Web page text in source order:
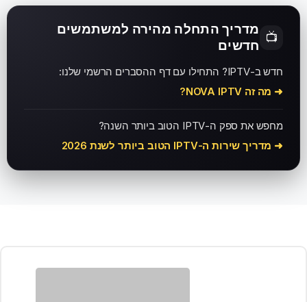
📺 מדריך התחלה מהירה למשתמשים
חדשים
חדש ב-IPTV? התחילו עם דף ההסברים הרשמי שלנו:
➜ מה זה NOVA IPTV?
מחפש את ספק ה-IPTV הטוב ביותר השנה?
➜ מדריך שירות ה-IPTV הטוב ביותר לשנת 2026